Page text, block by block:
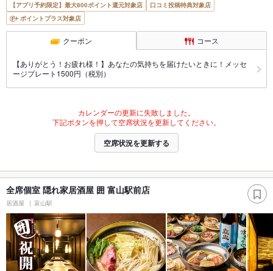
【アプリ予約限定】最大800ポイント還元対象店
口コミ投稿特典対象店
ポイントプラス対象店
クーポン コース
【ありがとう！お疲れ様！】あなたの気持ちを届けたいときに！メッセ
ージプレート1500円（税別）
カレンダーの更新に失敗しました。
下記ボタンを押して空席状況を更新してください。
空席状況を更新する
全席個室 隠れ家居酒屋 囲 富山駅前店
居酒屋 富山駅